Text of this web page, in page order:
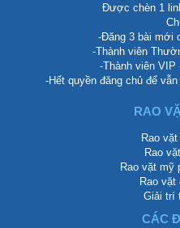
Được chèn 1
-Đăng 3 bài mới
-Thành viên
-Thành viên VIP
-Hết quyền đăng chủ để
RAO
Rao
Rao
Rao vặt mỹ
Rao vặt
Giải trí
CÁC